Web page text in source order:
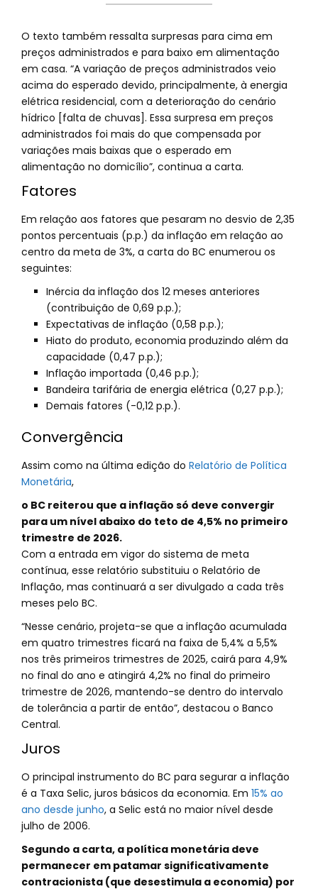
O texto também ressalta surpresas para cima em
preços administrados e para baixo em alimentação
em casa. “A variação de preços administrados veio
acima do esperado devido, principalmente, à energia
elétrica residencial, com a deterioração do cenário
hídrico [falta de chuvas]. Essa surpresa em preços
administrados foi mais do que compensada por
variações mais baixas que o esperado em
alimentação no domicílio”, continua a carta.
Fatores
Em relação aos fatores que pesaram no desvio de 2,35
pontos percentuais (p.p.) da inflação em relação ao
centro da meta de 3%, a carta do BC enumerou os
seguintes:
Inércia da inflação dos 12 meses anteriores
(contribuição de 0,69 p.p.);
Expectativas de inflação (0,58 p.p.);
Hiato do produto, economia produzindo além da
capacidade (0,47 p.p.);
Inflação importada (0,46 p.p.);
Bandeira tarifária de energia elétrica (0,27 p.p.);
Demais fatores (-0,12 p.p.).
Convergência
Assim como na última edição do Relatório de Política
Monetária,
o BC reiterou que a inflação só deve convergir
para um nível abaixo do teto de 4,5% no primeiro
trimestre de 2026.
Com a entrada em vigor do sistema de meta
contínua, esse relatório substituiu o Relatório de
Inflação, mas continuará a ser divulgado a cada três
meses pelo BC.
“Nesse cenário, projeta-se que a inflação acumulada
em quatro trimestres ficará na faixa de 5,4% a 5,5%
nos três primeiros trimestres de 2025, cairá para 4,9%
no final do ano e atingirá 4,2% no final do primeiro
trimestre de 2026, mantendo-se dentro do intervalo
de tolerância a partir de então”, destacou o Banco
Central.
Juros
O principal instrumento do BC para segurar a inflação
é a Taxa Selic, juros básicos da economia. Em 15% ao
ano desde junho, a Selic está no maior nível desde
julho de 2006.
Segundo a carta, a política monetária deve
permanecer em patamar significativamente
contracionista (que desestimula a economia) por